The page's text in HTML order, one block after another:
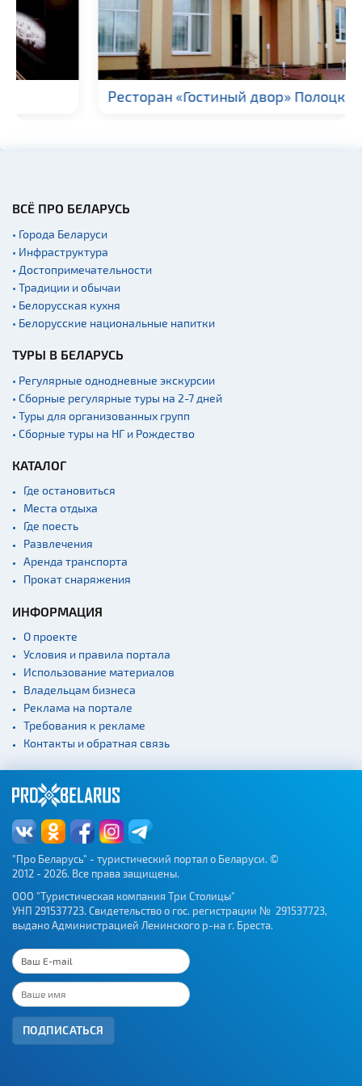
туристического
снаряжения
Fast-food
Гражданская
архитектура
Производства
Военная история
Мастер-классы
Квесты
Новости
Родовые усадьбы
Садово-парковая
архитектура
людям
Кладбище
Монастыри
Костелы
Театры
Концертные залы
Начало и окончание
экскурсий: г. Минск
Спортивные
сооружения
Веломаршруты
Аэропорты
Железнодорожные
вокзалы
Ресторан «Гостиный двор» Полоцк
ВСЁ ПРО БЕЛАРУСЬ
• Города Беларуси
• Инфраструктура
• Достопримечательности
• Традиции и обычаи
• Белорусская кухня
• Белорусские национальные напитки
ТУРЫ В БЕЛАРУСЬ
• Регулярные однодневные экскурсии
• Сборные регулярные туры на 2-7 дней
• Туры для организованных групп
• Сборные туры на НГ и Рождество
КАТАЛОГ
Где остановиться
Места отдыха
Где поесть
Развлечения
Аренда транспорта
Прокат снаряжения
ИНФОРМАЦИЯ
О проекте
Условия и правила портала
Использование материалов
Владельцам бизнеса
Реклама на портале
Требования к рекламе
Контакты и обратная связь
"Про Беларусь" - туристический портал о Беларуси. ©
2012 - 2026. Все права защищены.
ООО "Туристическая компания Три Столицы"
УНП 291537723. Свидетельство о гос. регистрации № 291537723,
выдано Администрацией Ленинского р-на г. Бреста.
ПОДПИСАТЬСЯ